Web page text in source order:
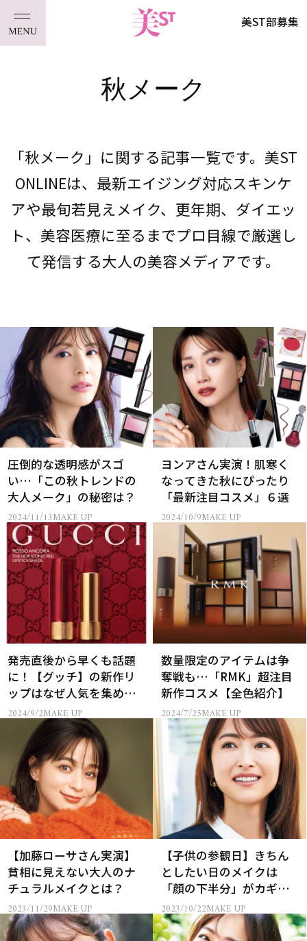
美ST部募集
秋メーク
「秋メーク」に関する記事一覧です。美ST
ONLINEは、最新エイジング対応スキンケ
アや最旬若見えメイク、更年期、ダイエッ
ト、美容医療に至るまでプロ目線で厳選し
て発信する大人の美容メディアです。
圧倒的な透明感がスゴ
い…「この秋トレンドの
大人メーク」の秘密は？
2024/11/13MAKE UP
ヨンアさん実演！肌寒く
なってきた秋にぴったり
「最新注目コスメ」６選
2024/10/9MAKE UP
発売直後から早くも話題
に！【グッチ】の新作リ
ップはなぜ人気を集め
る？
2024/9/2MAKE UP
数量限定のアイテムは争
奪戦も…「RMK」超注目
新作コスメ【全色紹介】
2024/7/25MAKE UP
【加藤ローサさん実演】
貧相に見えない大人のナ
チュラルメイクとは？
2023/11/29MAKE UP
【子供の参観日】きちん
としたい日のメイクは
「顔の下半分」がカギだ
った！
2023/10/22MAKE UP